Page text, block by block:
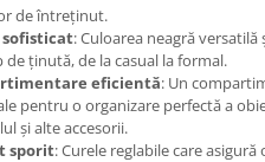
de întreținut.
sofisticat: Culoarea neagră
de ținută, de la casual la formal.
eficientă: Un
pentru o organizare perfectă a
și alte accesorii.
sporit: Curele reglabile care